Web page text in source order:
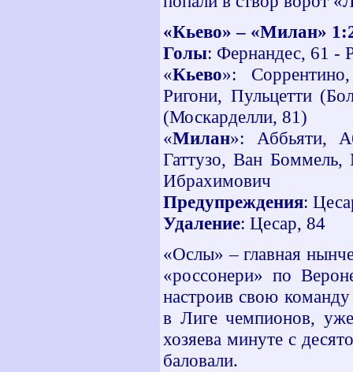
«Кьево» – «Милан»
Голы: Фернандес, 61 -
«Кьево»:
Ригони, Пульцетти
(Москарделли, 81)
«Милан»: Аббьяти,
Гаттузо, Ван Боммель,
Ибрахимович
Предупреждения:
Удаление: Цесар, 84
«Ослы» – главная
«россонери» по
настроив свою
в Лиге чемпионов,
хозяева минуте с
баловали.